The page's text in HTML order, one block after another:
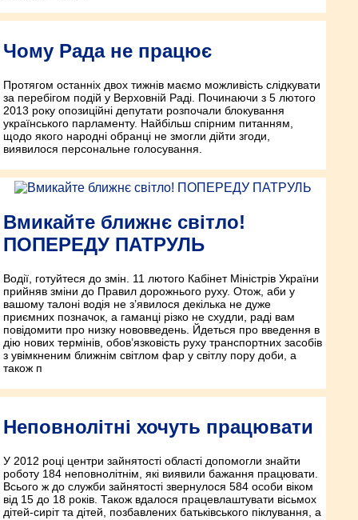
Чому Рада не працює
Протягом останніх двох тижнів маємо можливість слідкувати
за перебігом подій у Верховній Раді. Починаючи з 5 лютого
2013 року опозиційні депутати розпочали блокування
українського парламенту. Найбільш спірним питанням,
щодо якого народні обранці не змогли дійти згоди,
виявилося персональне голосування.
Вмикайте ближнє світло!
ПОПЕРЕДУ ПАТРУЛЬ
Водії, готуйтеся до змін. 11 лютого Кабінет Міністрів України
прийняв зміни до Правил дорожнього руху. Отож, аби у
вашому талоні водія не з’явилося декілька не дуже
приємних позначок, а гаманці різко не схудли, раді вам
повідомити про низку нововведень. Йдеться про введення в
дію нових термінів, обов’язковість руху транспортних засобів
з увімкненим ближнім світлом фар у світлу пору доби, а
також п
Неповнолітні хочуть працювати
У 2012 році центри зайнятості області допомогли знайти
роботу 184 неповнолітнім, які виявили бажання працювати.
Всього ж до служби зайнятості звернулося 584 особи віком
від 15 до 18 років. Також вдалося працевлаштувати вісьмох
дітей-сиріт та дітей, позбавлених батьківського піклування, а